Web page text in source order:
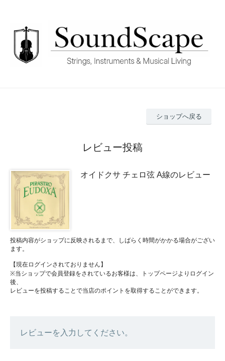
ショップへ戻る
レビュー投稿
オイドクサ チェロ弦 A線のレビュー
投稿内容がショップに反映されるまで、しばらく時間がかかる場合がござい
ます。
【現在ログインされておりません】
※当ショップで会員登録をされているお客様は、トップページよりログイン
後、
レビューを投稿することで当店のポイントを取得することができます。
レビューを入力してください。